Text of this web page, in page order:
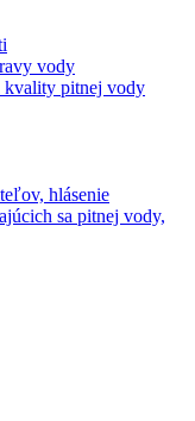
vody
kvality pitnej vody
hlásenie
sa pitnej vody,